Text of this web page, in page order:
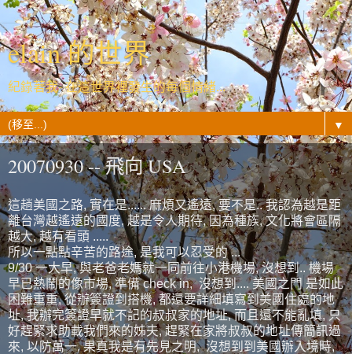
elain 的世界
紀錄著我- 在這世界裡發生的每個情緒...
▼
20070930 -- 飛向 USA
這趟美國之路, 實在是...... 麻煩又遙遠, 要不是.. 我認為越是距
離台灣越遙遠的國度, 越是令人期待, 因為種族, 文化將會區隔
越大, 越有看頭 .....
所以一點點辛苦的路途, 是我可以忍受的 ...
9/30 一大早, 與老爸老媽就一同前往小港機場, 沒想到.. 機場
早已熱鬧的像市場, 準備 check in, 沒想到.... 美國之門 是如此
困難重重, 從辦簽證到搭機, 都還要詳細填寫到美國住處的地
址, 我辦完簽證早就不記的叔叔家的地址, 而且還不能亂填, 只
好趕緊求助載我們來的姊夫, 趕緊在家將叔叔的地址傳簡訊過
來, 以防萬一, 果真我是有先見之明, 沒想到到美國辦入境時,